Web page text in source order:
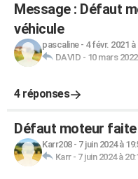
Message : Défaut
véhicule
pascaline- 4 févr. 2021 à
DAVID - 10 mars
4 réponses
Défaut moteur
Karr208- 7 juin 2024 à
Karr- 7 juin 2024 à